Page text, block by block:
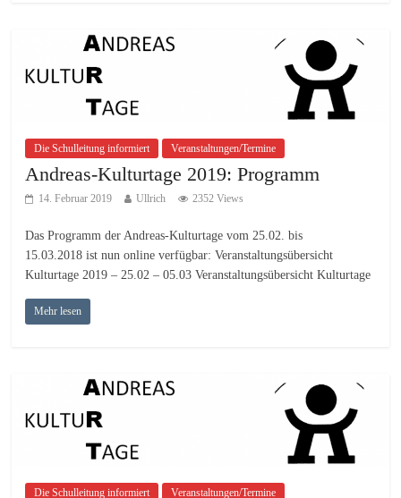
Die Schulleitung informiert Veranstaltungen/Termine
Andreas-Kulturtage 2019: Programm
14. Februar 2019 Ullrich 2352 Views
Das Programm der Andreas-Kulturtage vom 25.02. bis
15.03.2018 ist nun online verfügbar: Veranstaltungsübersicht
Kulturtage 2019 – 25.02 – 05.03 Veranstaltungsübersicht Kulturtage
Mehr lesen
Die Schulleitung informiert Veranstaltungen/Termine